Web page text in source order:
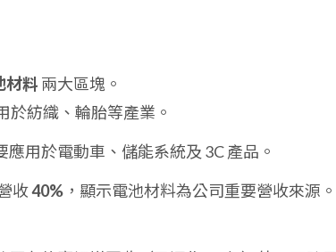
材料 兩大區塊。
於紡織、輪胎等產業。
應用於電動車、儲能系統及 3C 產品。
收40% ，顯示電池材料為公司重要營收來源。